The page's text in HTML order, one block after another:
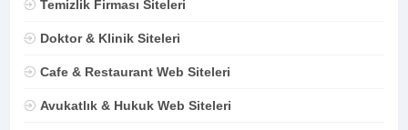
Temizlik Firması Siteleri
Doktor & Klinik Siteleri
Cafe & Restaurant Web Siteleri
Avukatlık & Hukuk Web Siteleri